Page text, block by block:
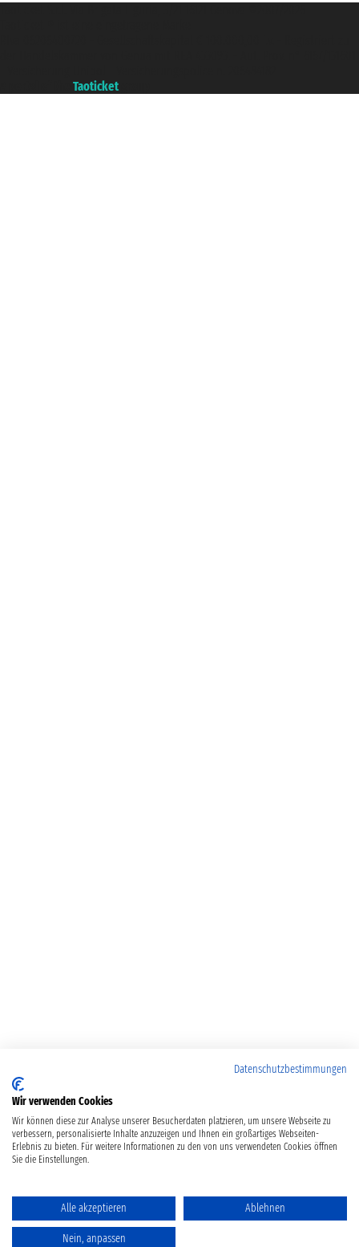
Taoticket
Datenschutzbestimmungen
Wir verwenden Cookies
Wir können diese zur Analyse unserer Besucherdaten platzieren, um unsere Webseite zu
verbessern, personalisierte Inhalte anzuzeigen und Ihnen ein großartiges Webseiten-
Erlebnis zu bieten. Für weitere Informationen zu den von uns verwendeten Cookies öffnen
Sie die Einstellungen.
Alle akzeptieren Ablehnen
Nein, anpassen